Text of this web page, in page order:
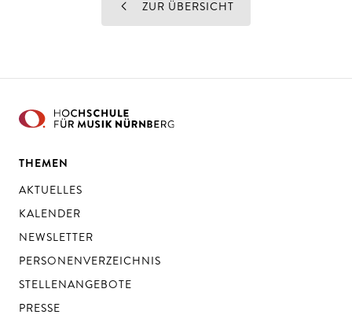
ZUR ÜBERSICHT
THEMEN
AKTUELLES
KALENDER
NEWSLETTER
PERSONENVERZEICHNIS
STELLENANGEBOTE
PRESSE